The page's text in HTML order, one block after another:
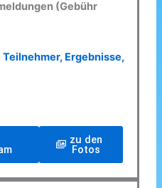
(Gebühr
Ergebnisse,
zu den
Fotos